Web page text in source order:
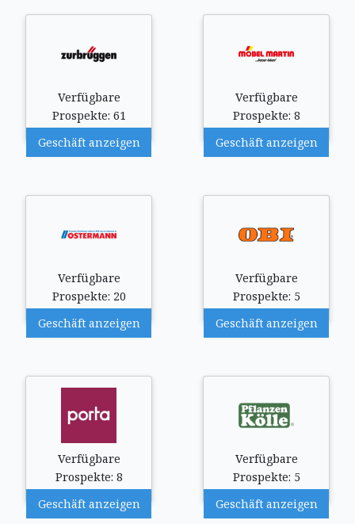
Verfügbare
Prospekte: 61
Geschäft anzeigen
Verfügbare
Prospekte: 8
Geschäft anzeigen
Verfügbare
Prospekte: 20
Geschäft anzeigen
Verfügbare
Prospekte: 5
Geschäft anzeigen
Verfügbare
Prospekte: 8
Geschäft anzeigen
Verfügbare
Prospekte: 5
Geschäft anzeigen